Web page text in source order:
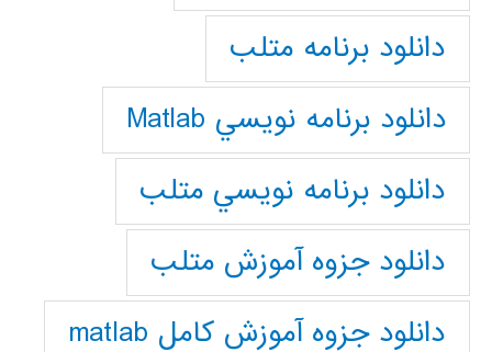
دانلود برنامه متلب
دانلود برنامه نويسي Matlab
دانلود برنامه نويسي متلب
دانلود جزوه آموزش متلب
دانلود جزوه آموزش کامل matlab